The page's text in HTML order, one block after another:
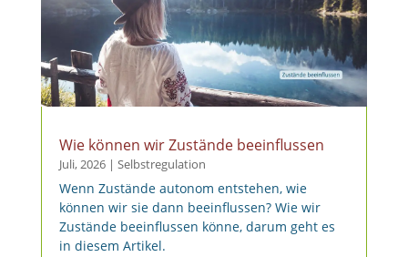
Wie können wir Zustände beeinflussen
Juli, 2026| Selbstregulation
Wenn Zustände autonom entstehen, wie
können wir sie dann beeinflussen? Wie wir
Zustände beeinflussen könne, darum geht es
in diesem Artikel.